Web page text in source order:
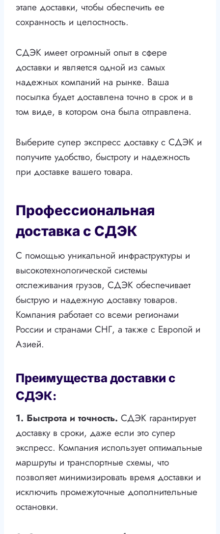
этапе доставки, чтобы обеспечить ее
сохранность и целостность.
СДЭК имеет огромный опыт в сфере
доставки и является одной из самых
надежных компаний на рынке. Ваша
посылка будет доставлена точно в срок и в
том виде, в котором она была отправлена.
Выберите супер экспресс доставку с СДЭК и
получите удобство, быстроту и надежность
при доставке вашего товара.
Профессиональная
доставка с СДЭК
С помощью уникальной инфраструктуры и
высокотехнологической системы
отслеживания грузов, СДЭК обеспечивает
быструю и надежную доставку товаров.
Компания работает со всеми регионами
России и странами СНГ, а также с Европой и
Азией.
Преимущества доставки с
СДЭК:
1. Быстрота и точность. СДЭК гарантирует
доставку в сроки, даже если это супер
экспресс. Компания использует оптимальные
маршруты и транспортные схемы, что
позволяет минимизировать время доставки и
исключить промежуточные дополнительные
остановки.